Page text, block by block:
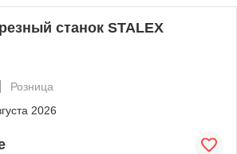
станок STALEX
Розница
2026